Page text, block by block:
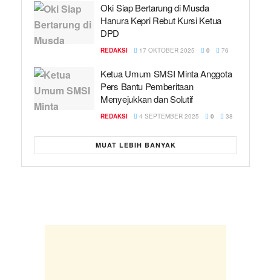
Oki Siap Bertarung di Musda
Hanura Kepri Rebut Kursi Ketua
DPD
REDAKSI 17 OKTOBER 2025 0 76
Ketua Umum SMSI Minta Anggota
Pers Bantu Pemberitaan
Menyejukkan dan Solutif
REDAKSI 4 SEPTEMBER 2025 0 38
MUAT LEBIH BANYAK